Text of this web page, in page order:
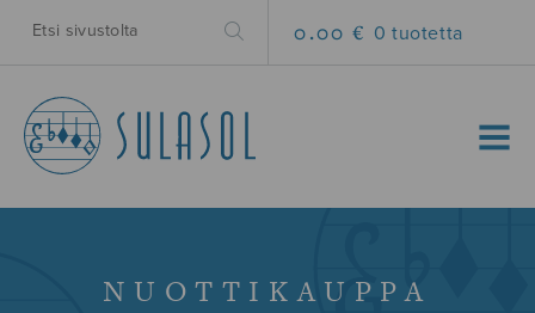
0.00 € 0 tuotetta
MENU
NUOTTIKAUPPA